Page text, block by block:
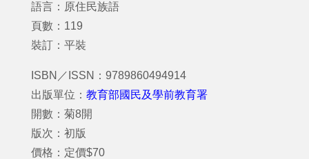
語言：原住民族語
頁數：119
裝訂：平裝
ISBN／ISSN：9789860494914
出版單位： 教育部國民及學前教育署
開數：菊8開
版次：初版
價格：定價$70